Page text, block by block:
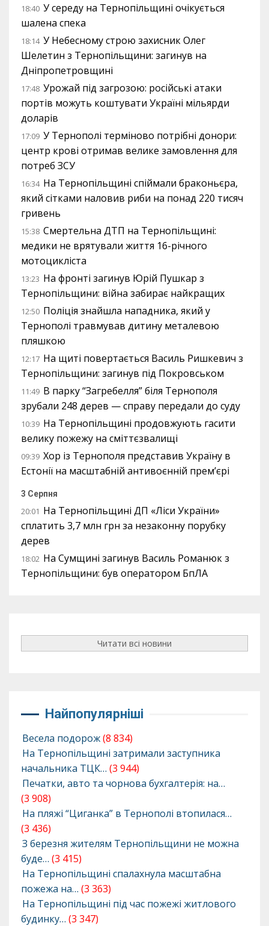
18:40 У середу на Тернопільщині очікується
шалена спека
18:14 У Небесному строю захисник Олег
Шелетин з Тернопільщини: загинув на
Дніпропетровщині
17:48 Урожай під загрозою: російські атаки
портів можуть коштувати Україні мільярди
доларів
17:09 У Тернополі терміново потрібні донори:
центр крові отримав велике замовлення для
потреб ЗСУ
16:34 На Тернопільщині спіймали браконьєра,
який сітками наловив риби на понад 220 тисяч
гривень
15:38 Смертельна ДТП на Тернопільщині:
медики не врятували життя 16-річного
мотоцикліста
13:23 На фронті загинув Юрій Пушкар з
Тернопільщини: війна забирає найкращих
12:50 Поліція знайшла нападника, який у
Тернополі травмував дитину металевою
пляшкою
12:17 На щиті повертається Василь Ришкевич з
Тернопільщини: загинув під Покровськом
11:49 В парку “Загребелля” біля Тернополя
зрубали 248 дерев — справу передали до суду
10:39 На Тернопільщині продовжують гасити
велику пожежу на сміттєзвалищі
09:39 Хор із Тернополя представив Україну в
Естонії на масштабній антивоєнній прем’єрі
3 Серпня
20:01 На Тернопільщині ДП «Ліси України»
сплатить 3,7 млн грн за незаконну порубку
дерев
18:02 На Сумщині загинув Василь Романюк з
Тернопільщини: був оператором БпЛА
Читати всі новини
Найпопулярніші
Весела подорож(8 834)
На Тернопільщині затримали заступника
начальника ТЦК… (3 944)
Печатки, авто та чорнова бухгалтерія: на…
(3 908)
На пляжі “Циганка” в Тернополі втопилася…
(3 436)
З березня жителям Тернопільщини не можна
буде… (3 415)
На Тернопільщині спалахнула масштабна
пожежа на… (3 363)
На Тернопільщині під час пожежі житлового
будинку… (3 347)